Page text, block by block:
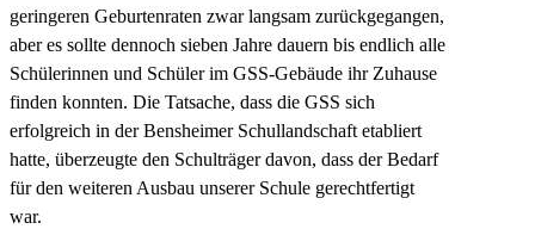
geringeren Geburtenraten zwar langsam zurückgegangen,
aber es sollte dennoch sieben Jahre dauern bis endlich alle
Schülerinnen und Schüler im GSS-Gebäude ihr Zuhause
finden konnten. Die Tatsache, dass die GSS sich
erfolgreich in der Bensheimer Schullandschaft etabliert
hatte, überzeugte den Schulträger davon, dass der Bedarf
für den weiteren Ausbau unserer Schule gerechtfertigt
war.